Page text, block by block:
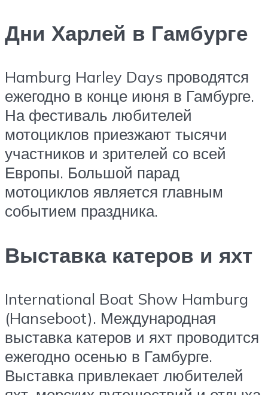
Дни Харлей в Гамбурге
Hamburg Harley Days проводятся
ежегодно в конце июня в Гамбурге.
На фестиваль любителей
мотоциклов приезжают тысячи
участников и зрителей со всей
Европы. Большой парад
мотоциклов является главным
событием праздника.
Выставка катеров и яхт
International Boat Show Hamburg
(Hanseboot). Международная
выставка катеров и яхт проводится
ежегодно осенью в Гамбурге.
Выставка привлекает любителей